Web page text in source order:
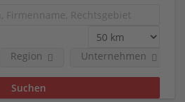
Region Unternehmen